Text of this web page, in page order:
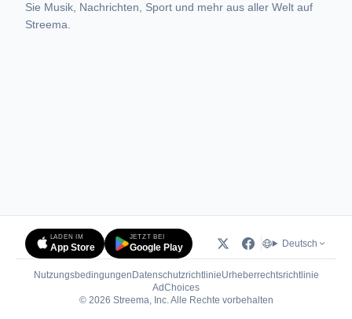
Sie Musik, Nachrichten, Sport und mehr aus aller Welt auf
Streema.
LADEN IM
App Store
JETZT BEI
Google Play Deutsch
Nutzungsbedingungen DatenschutzrichtlinieUrheberrechtsrichtlinie
AdChoices(öffnet in neuem Tab)
© 2026 Streema, Inc. Alle Rechte vorbehalten